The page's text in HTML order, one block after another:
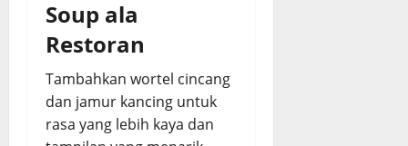
Soup ala
Restoran
Tambahkan wortel cincang
dan jamur kancing untuk
rasa yang lebih kaya dan